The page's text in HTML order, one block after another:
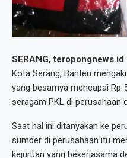
SERANG, teropongnews.id
Kota Serang, Banten
yang besarnya mencapai Rp
seragam PKL di perusahaan
Saat hal ini ditanyakan ke
sumber di perusahaan itu
kejuruan yang bekerjasama